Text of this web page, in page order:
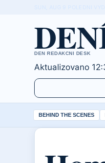
DEN REDAKCNI DESK
Aktualizovano
BEHIND THE SCENES